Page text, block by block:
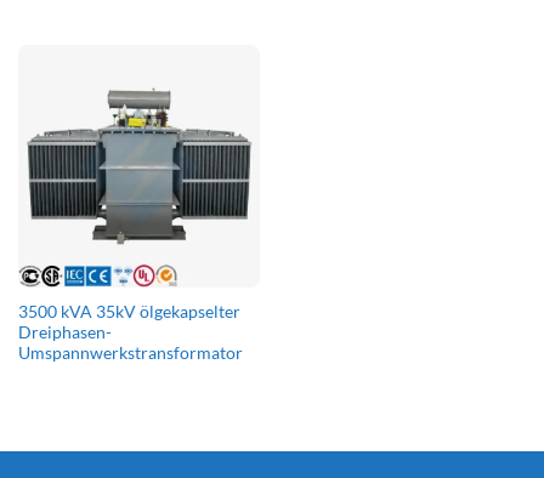
3500 kVA 35kV ölgekapselter
Dreiphasen-
Umspannwerkstransformator